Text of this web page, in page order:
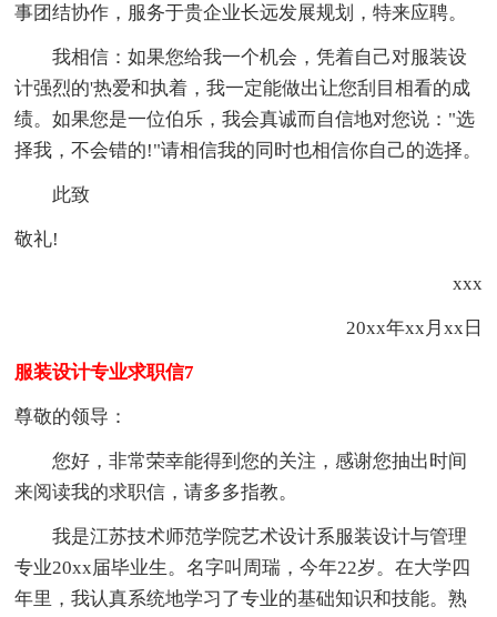
事团结协作，服务于贵企业长远发展规划，特来应聘。
我相信：如果您给我一个机会，凭着自己对服装设
计强烈的'热爱和执着，我一定能做出让您刮目相看的成
绩。如果您是一位伯乐，我会真诚而自信地对您说："选
择我，不会错的!"请相信我的同时也相信你自己的选择。
此致
敬礼!
xxx
20xx年xx月xx日
服装设计专业求职信7
尊敬的领导：
您好，非常荣幸能得到您的关注，感谢您抽出时间
来阅读我的求职信，请多多指教。
我是江苏技术师范学院艺术设计系服装设计与管理
专业20xx届毕业生。名字叫周瑞，今年22岁。在大学四
年里，我认真系统地学习了专业的基础知识和技能。熟